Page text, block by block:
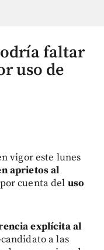
faltar
uso de
vigor este lunes
aprietos al
por cuenta del uso
explícita al
a las